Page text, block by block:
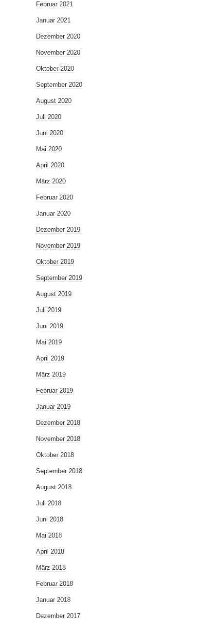
Februar 2021
Januar 2021
Dezember 2020
November 2020
Oktober 2020
September 2020
August 2020
Juli 2020
Juni 2020
Mai 2020
April 2020
März 2020
Februar 2020
Januar 2020
Dezember 2019
November 2019
Oktober 2019
September 2019
August 2019
Juli 2019
Juni 2019
Mai 2019
April 2019
März 2019
Februar 2019
Januar 2019
Dezember 2018
November 2018
Oktober 2018
September 2018
August 2018
Juli 2018
Juni 2018
Mai 2018
April 2018
März 2018
Februar 2018
Januar 2018
Dezember 2017